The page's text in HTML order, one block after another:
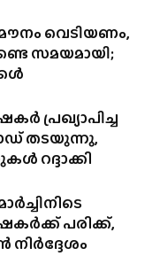
വെടിയണം,
സമയമായി;
പ്രഖ്യാപിച്ച
തടയുന്നു,
റദ്ദാക്കി
പരിക്ക്,
നിർദ്ദേശം